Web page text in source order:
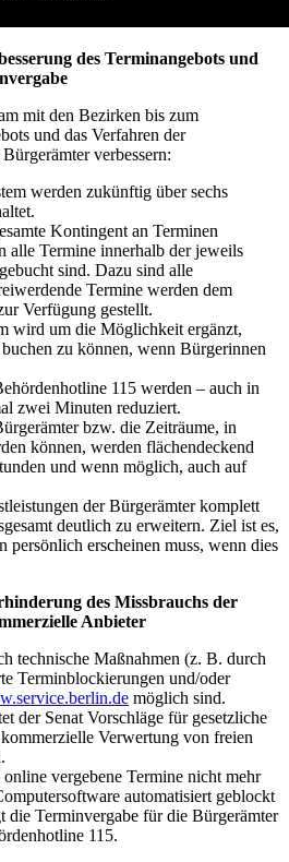
des Terminangebots und
mit den Bezirken bis zum
und das Verfahren der
verbessern:
werden zukünftig über sechs
Kontingent an Terminen
alle Termine innerhalb der jeweils
sind. Dazu sind alle
Termine werden dem
Verfügung gestellt.
wird um die Möglichkeit ergänzt,
zu können, wenn Bürgerinnen
115 werden – auch in
zwei Minuten reduziert.
bzw. die Zeiträume, in
können, werden flächendeckend
und wenn möglich, auch auf
der Bürgerämter komplett
deutlich zu erweitern. Ziel ist es,
persönlich erscheinen muss, wenn dies
des Missbrauchs der
Anbieter
technische Maßnahmen (z. B. durch
Terminblockierungen und/oder
möglich sind.
der Senat Vorschläge für gesetzliche
Verwertung von freien
vergebene Termine nicht mehr
automatisiert geblockt
die Terminvergabe für die Bürgerämter
115.